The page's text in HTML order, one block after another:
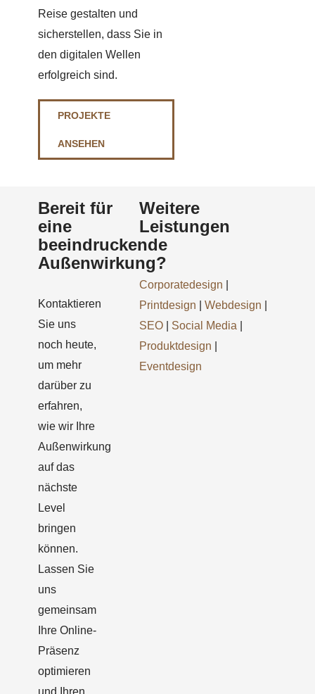
Reise gestalten und
sicherstellen, dass Sie in
den digitalen Wellen
erfolgreich sind.
PROJEKTE
ANSEHEN
Bereit für
eine
beeindruckende
Außenwirkung?
Kontaktieren
Sie uns
noch heute,
um mehr
darüber zu
erfahren,
wie wir Ihre
Außenwirkung
auf das
nächste
Level
bringen
können.
Lassen Sie
uns
gemeinsam
Ihre Online-
Präsenz
optimieren
und Ihren
Weitere
Leistungen
Corporatedesign
Printdesign |Webdesign
SEO
Social Media
Produktdesign
Eventdesign